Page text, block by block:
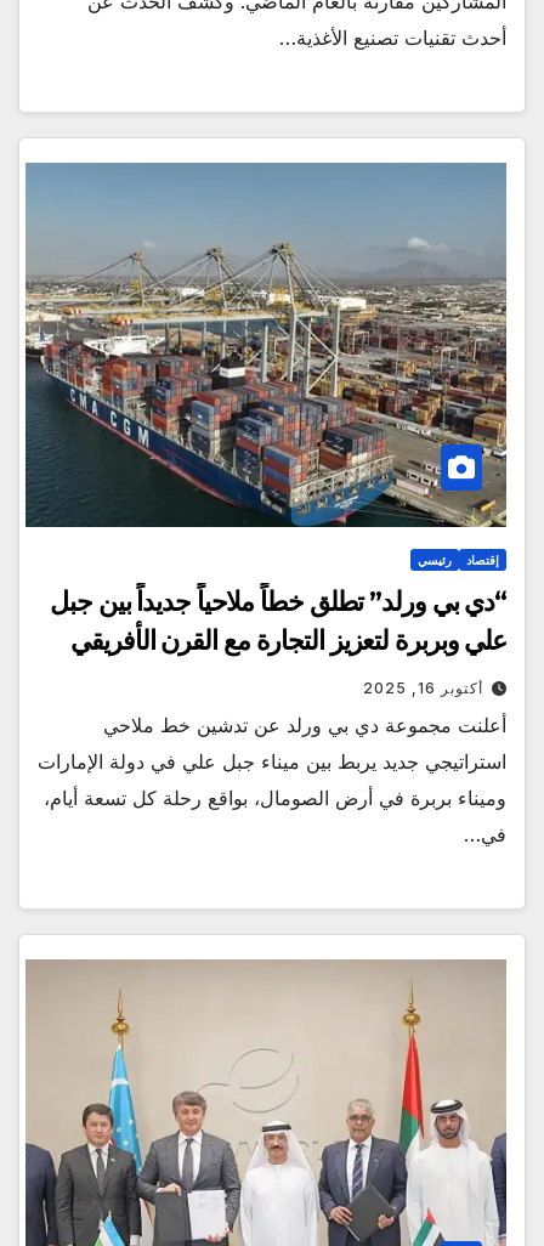
أحدث تقنيات تصنيع الأغذية…
إقتصاد رئيسي
“دي بي ورلد” تطلق خطاً ملاحياً جديداً بين جبل
علي وبربرة لتعزيز التجارة مع القرن الأفريقي
أكتوبر 16, 2025
أعلنت مجموعة دي بي ورلد عن تدشين خط ملاحي
استراتيجي جديد يربط بين ميناء جبل علي في دولة الإمارات
وميناء بربرة في أرض الصومال، بواقع رحلة كل تسعة أيام،
في…